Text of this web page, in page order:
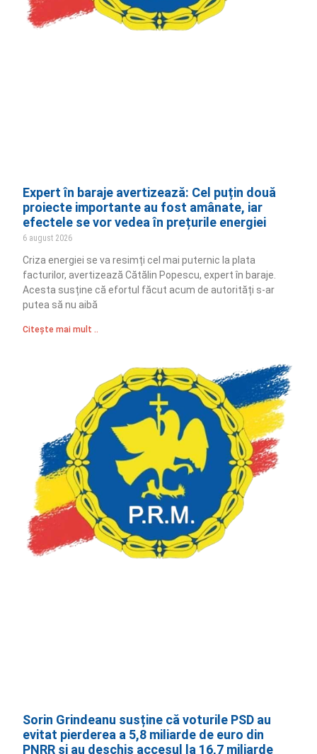
Expert în baraje avertizează: Cel puțin două
proiecte importante au fost amânate, iar
efectele se vor vedea în prețurile energiei
6 august 2026
Criza energiei se va resimți cel mai puternic la plata
facturilor, avertizează Cătălin Popescu, expert în baraje.
Acesta susține că efortul făcut acum de autorități s-ar
putea să nu aibă
Citește mai mult ..
Sorin Grindeanu susține că voturile PSD au
evitat pierderea a 5,8 miliarde de euro din
PNRR și au deschis accesul la 16,7 miliarde